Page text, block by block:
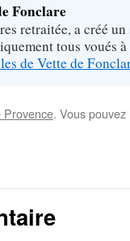
Fonclare
retraitée, a créé
tous voués
de Vette de
Provence. Vous